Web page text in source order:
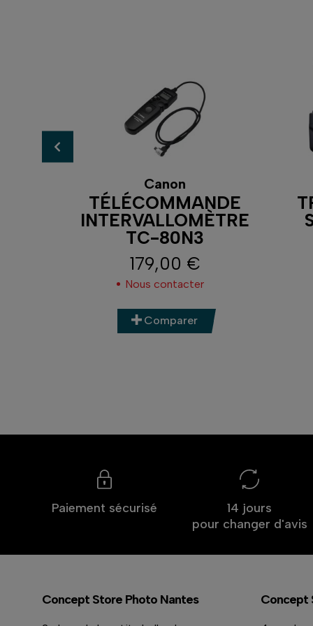
Canon
TÉLÉCOMMANDE
INTERVALLOMÈTRE
TC-80N3
Prix
179,00 €
Nous contacter
Comparer
Paiement sécurisé
14 jours
pour changer d'avis
Concept Store Photo Nantes Concept